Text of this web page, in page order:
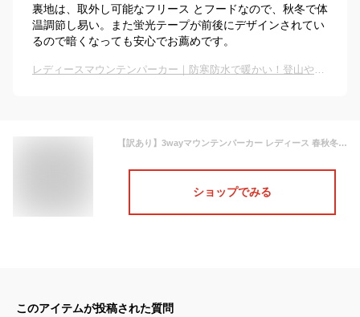
裏地は、取外し可能なフリース とフードなので、秋冬で体
温調節し易い。また蛍光テープが前後にデザインされてい
るので暗くなっても安心でお薦めです。
レディースマウンテンパーカー｜防寒防水で暖かい！登山やキャンプの最強アウターのおすすめは？
【訳あり】3wayマウンテンパーカー レディース 春秋冬 全8色 S-XL アウトドア ストレッチ フリース 防水 防風 保温 多機能 登山 釣り キャンプ スキー スケボー 雪遊び 雪 Mt.happy/マウントハッピー
ショップでみる
このアイテムが投稿された質問